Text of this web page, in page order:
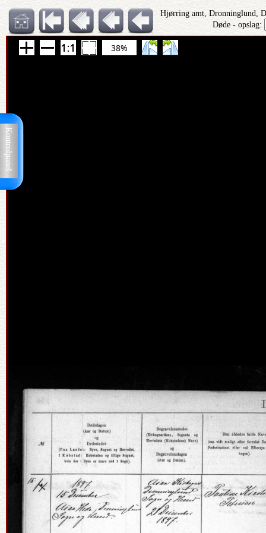
Kontrolpanel
Hjørring amt, Dronninglund,
Døde - opslag:
38%